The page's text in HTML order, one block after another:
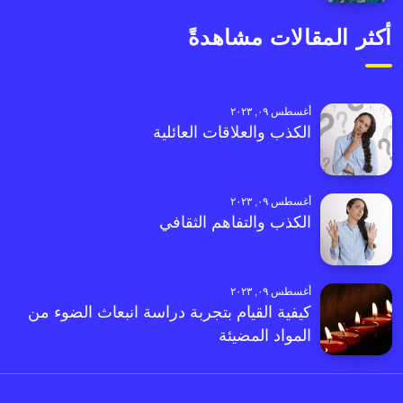
أكثر المقالات مشاهدةً
أغسطس ٠٩, ٢٠٢٣
الكذب والعلاقات العائلية
أغسطس ٠٩, ٢٠٢٣
الكذب والتفاهم الثقافي
أغسطس ٠٩, ٢٠٢٣
كيفية القيام بتجربة دراسة انبعاث الضوء من
المواد المضيئة